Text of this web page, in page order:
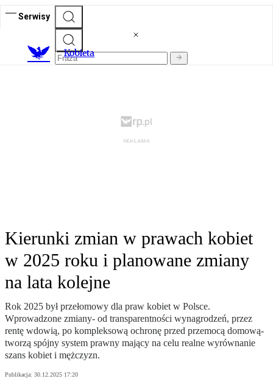
Serwisy
Kobieta
Kierunki zmian w prawach kobiet
w 2025 roku i planowane zmiany
na lata kolejne
Rok 2025 był przełomowy dla praw kobiet w Polsce.
Wprowadzone zmiany- od transparentności wynagrodzeń, przez
rentę wdowią, po kompleksową ochronę przed przemocą domową-
tworzą spójny system prawny mający na celu realne wyrównanie
szans kobiet i mężczyzn.
Publikacja: 30.12.2025 17:20